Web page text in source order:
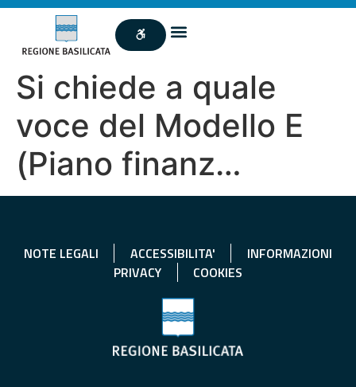
Si chiede a quale
voce del Modello E
(Piano finanz…
NOTE LEGALI ACCESSIBILITA'
INFORMAZIONI
PRIVACY
COOKIES